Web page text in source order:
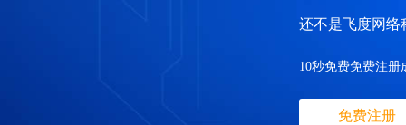
还不是飞度网络
10秒免费免费注
免费注册